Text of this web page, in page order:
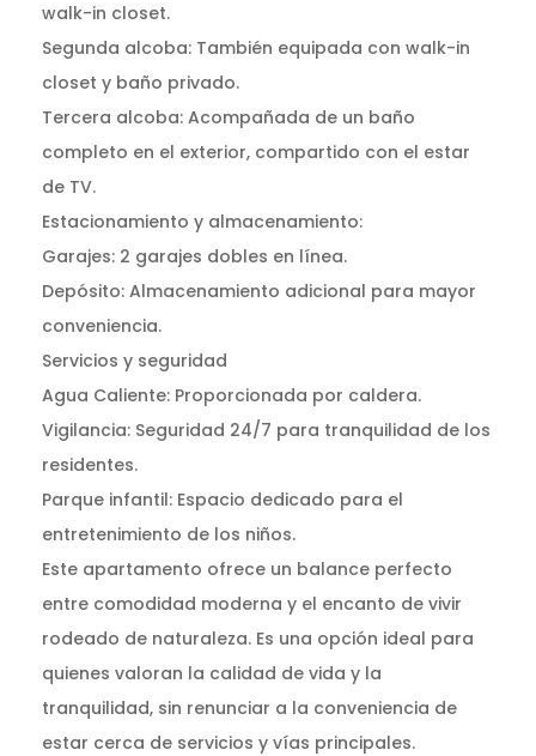
walk-in closet.
Segunda alcoba: También equipada con walk-in
closet y baño privado.
Tercera alcoba: Acompañada de un baño
completo en el exterior, compartido con el estar
de TV.
Estacionamiento y almacenamiento:
Garajes: 2 garajes dobles en línea.
Depósito: Almacenamiento adicional para mayor
conveniencia.
Servicios y seguridad
Agua Caliente: Proporcionada por caldera.
Vigilancia: Seguridad 24/7 para tranquilidad de los
residentes.
Parque infantil: Espacio dedicado para el
entretenimiento de los niños.
Este apartamento ofrece un balance perfecto
entre comodidad moderna y el encanto de vivir
rodeado de naturaleza. Es una opción ideal para
quienes valoran la calidad de vida y la
tranquilidad, sin renunciar a la conveniencia de
estar cerca de servicios y vías principales.